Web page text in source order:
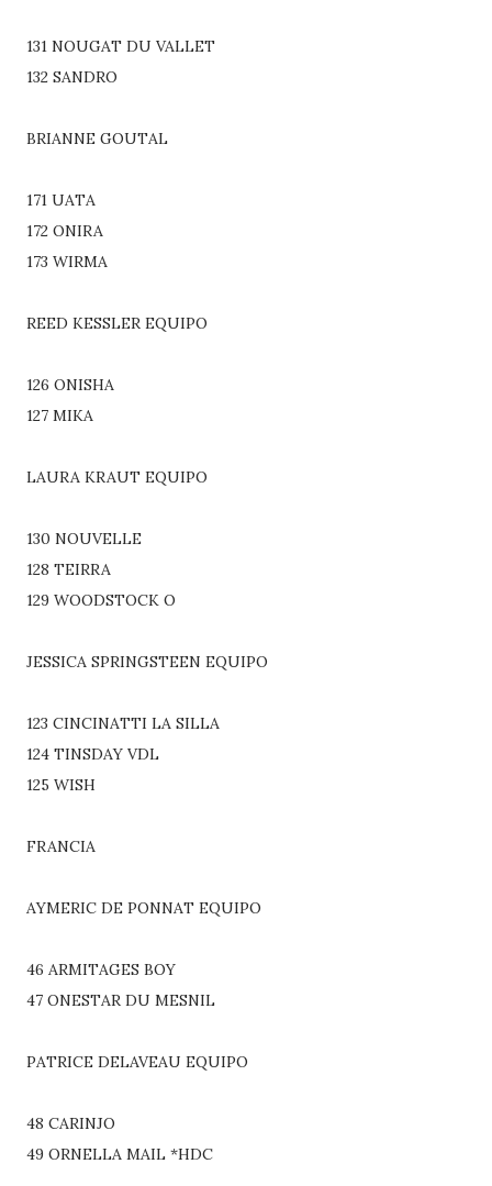
131 NOUGAT DU VALLET
132 SANDRO
BRIANNE GOUTAL
171 UATA
172 ONIRA
173 WIRMA
REED KESSLER EQUIPO
126 ONISHA
127 MIKA
LAURA KRAUT EQUIPO
130 NOUVELLE
128 TEIRRA
129 WOODSTOCK O
JESSICA SPRINGSTEEN EQUIPO
123 CINCINATTI LA SILLA
124 TINSDAY VDL
125 WISH
FRANCIA
AYMERIC DE PONNAT EQUIPO
46 ARMITAGES BOY
47 ONESTAR DU MESNIL
PATRICE DELAVEAU EQUIPO
48 CARINJO
49 ORNELLA MAIL *HDC